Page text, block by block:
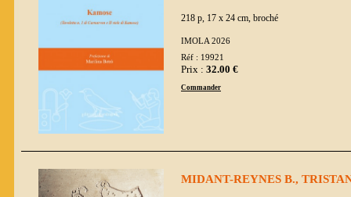
218 p, 17 x 24 cm, broché
IMOLA 2026
Réf : 19921
Prix : 32.00 €
Commander
MIDANT-REYNES B.,